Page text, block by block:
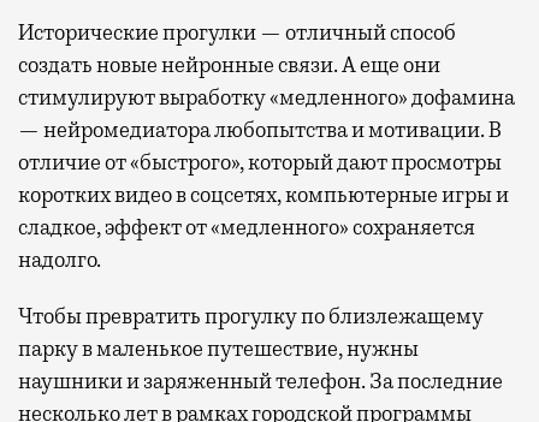
Исторические прогулки — отличный способ
создать новые нейронные связи. А еще они
стимулируют выработку «медленного» дофамина
— нейромедиатора любопытства и мотивации. В
отличие от «быстрого», который дают просмотры
коротких видео в соцсетях, компьютерные игры и
сладкое, эффект от «медленного» сохраняется
надолго.
Чтобы превратить прогулку по близлежащему
парку в маленькое путешествие, нужны
наушники и заряженный телефон. За последние
несколько лет в рамках городской программы